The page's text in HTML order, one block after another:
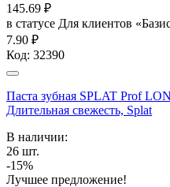
145.69 ₽
в статусе Для клиентов
7.90 ₽
Код: 32390
Паста зубная SPLAT Prof
Длительная свежесть, Splat
В наличии:
26 шт.
-15%
Лучшее предложение!